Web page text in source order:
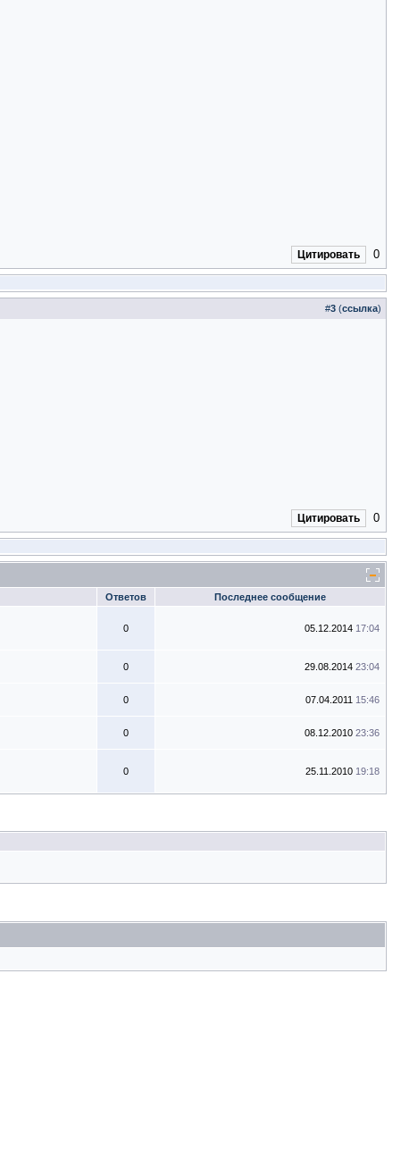
Цитировать 0
#3 (ссылка)
Цитировать 0
Ответов Последнее сообщение
0 05.12.2014 17:04
0 29.08.2014 23:04
0 07.04.2011 15:46
0 08.12.2010 23:36
0 25.11.2010 19:18